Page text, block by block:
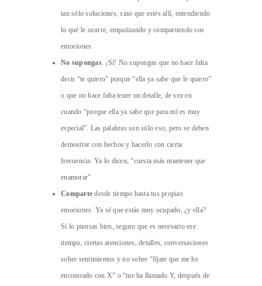
tan sólo soluciones, sino que estés allí, entendiendo
lo qué le ocurre, empatizando y compartiendo sus
emociones
No supongas. ¡Sí! No supongas que no hace falta
decir “te quiero” porque “ella ya sabe que le quiero”
o que no hace falta tener un detalle, de vez en
cuando “porque ella ya sabe que para mí es muy
especial”. Las palabras son sólo eso, pero se deben
demostrar con hechos y hacerlo con cierta
frecuencia. Ya lo dicen, “cuesta más mantener que
enamorar”
Compartedesde tiempo hasta tus propias
emociones. Ya sé que estás muy ocupado, ¿y ella?
Si lo piensas bien, seguro que es necesario ese
tiempo, ciertas atenciones, detalles, conversaciones
sobre sentimientos y no sobre “fíjate que me he
encontrado con X” o “me ha llamado Y, después de